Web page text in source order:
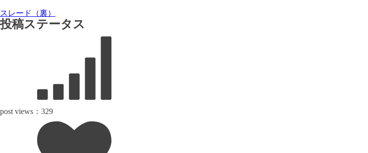
スレード（裏）
投稿ステータス
post views： 329